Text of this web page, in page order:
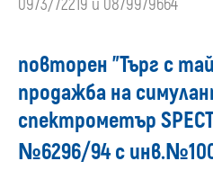
0973/72219 и 0879979664
повторен "Търг с
продажба на
спектрометър
№6296/94 с